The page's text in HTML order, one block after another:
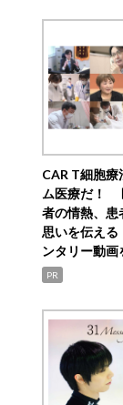
CAR T細胞療
ム医療だ！
者の情熱、患
思いを伝える
ンタリー動画
PR